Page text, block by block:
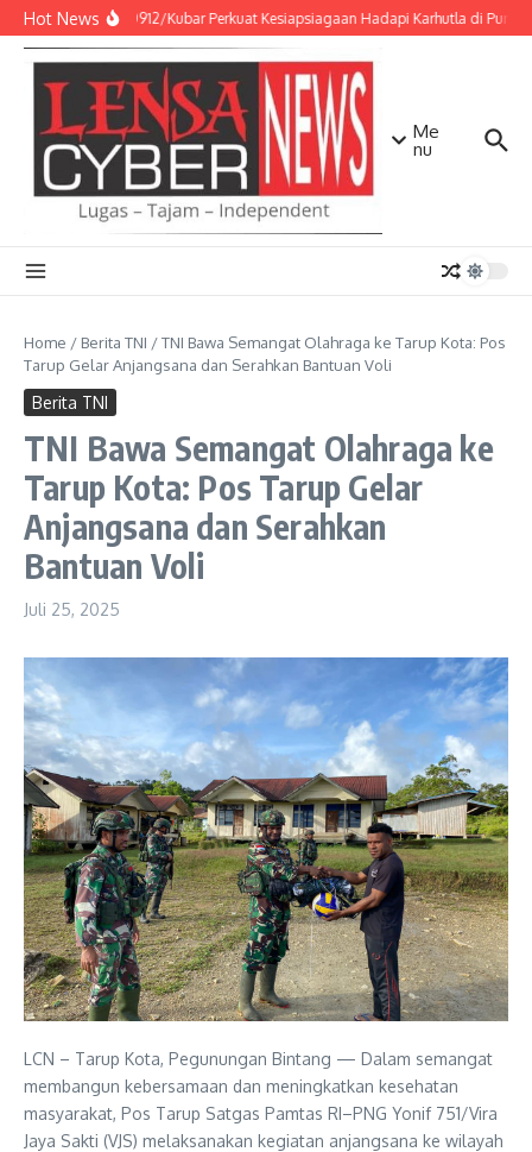
Lewati ke konten
Hot NewsKodim 0912/Kubar Perkuat Kesiapsiagaan Hadapi Karhutla di
Me
nu
Home / Berita TNI /TNI Bawa Semangat Olahraga ke Tarup Kota: Pos
Tarup Gelar Anjangsana dan Serahkan Bantuan Voli
Berita TNI
TNI Bawa Semangat Olahraga ke
Tarup Kota: Pos Tarup Gelar
Anjangsana dan Serahkan
Bantuan Voli
Juli 25, 2025
LCN – Tarup Kota, Pegunungan Bintang — Dalam semangat
membangun kebersamaan dan meningkatkan kesehatan
masyarakat, Pos Tarup Satgas Pamtas RI–PNG Yonif 751/Vira
Jaya Sakti (VJS) melaksanakan kegiatan anjangsana ke wilayah